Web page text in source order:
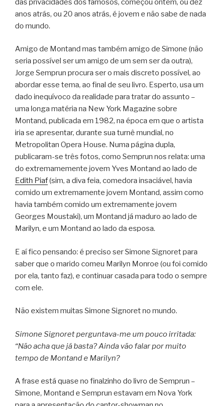
das privacidades dos famosos, começou ontem, ou dez
anos atrás, ou 20 anos atrás, é jovem e não sabe de nada
do mundo.
Amigo de Montand mas também amigo de Simone (não
seria possível ser um amigo de um sem ser da outra),
Jorge Semprun procura ser o mais discreto possível, ao
abordar esse tema, ao final de seu livro. Esperto, usa um
dado inequívoco da realidade para tratar do assunto –
uma longa matéria na New York Magazine sobre
Montand, publicada em 1982, na época em que o artista
iria se apresentar, durante sua turnê mundial, no
Metropolitan Opera House. Numa página dupla,
publicaram-se três fotos, como Semprun nos relata: uma
do extremamemente jovem Yves Montand ao lado de
Edith Piaf(sim, a diva feia, comedora insaciável, havia
comido um extremamente jovem Montand, assim como
havia também comido um extremamente jovem
Georges Moustaki), um Montand já maduro ao lado de
Marilyn, e um Montand ao lado da esposa.
E aí fico pensando: é preciso ser Simone Signoret para
saber que o marido comeu Marilyn Monroe (ou foi comido
por ela, tanto faz), e continuar casada para todo o sempre
com ele.
Não existem muitas Simone Signoret no mundo.
Simone Signoret perguntava-me um pouco irritada:
“Não acha que já basta? Ainda vão falar por muito
tempo de Montand e Marilyn?
A frase está quase no finalzinho do livro de Semprun –
Simone, Montand e Semprun estavam em Nova York